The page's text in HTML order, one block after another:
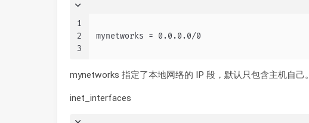
1
2
3
mynetworks = 0.0.0.0/0
mynetworks 指定了本地网络的 IP 段，默认只包含主机自己。
inet_interfaces